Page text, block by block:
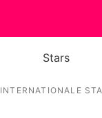
Stars
INTERNATIONALE